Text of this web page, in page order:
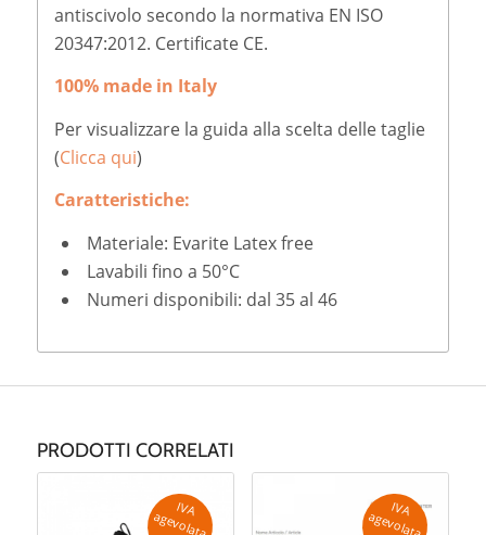
antiscivolo secondo la normativa EN ISO
20347:2012. Certificate CE.
100% made in Italy
Per visualizzare la guida alla scelta delle taglie
(Clicca qui)
Caratteristiche:
Materiale: Evarite Latex free
Lavabili fino a 50°C
Numeri disponibili: dal 35 al 46
PRODOTTI CORRELATI
IV
A
a
g
e
v
o
la
ta IV
A
a
g
e
v
o
la
ta